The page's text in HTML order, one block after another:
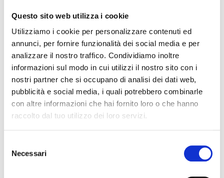
Questo sito web utilizza i cookie
Utilizziamo i cookie per personalizzare contenuti ed
annunci, per fornire funzionalità dei social media e per
analizzare il nostro traffico. Condividiamo inoltre
informazioni sul modo in cui utilizzi il nostro sito con i
nostri partner che si occupano di analisi dei dati web,
pubblicità e social media, i quali potrebbero combinarle
con altre informazioni che hai fornito loro o che hanno
raccolto dal tuo utilizzo dei loro servizi.
delNecessari
idrica. Se non amate consumarli da soli, magari
per il loro odore, provateli in questa versione
antispreco deiravioli!